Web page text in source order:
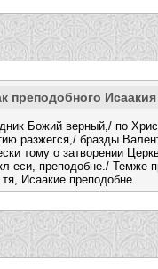
преподобного Исаакия
Божий верный,/ по
разжегся,/ бразды
тому о затворении
еси, преподобне./ Темже
Исаакие преподобне.